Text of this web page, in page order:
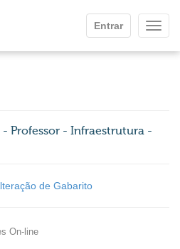
Entrar
- Professor - Infraestrutura -
de Gabarito
On-line